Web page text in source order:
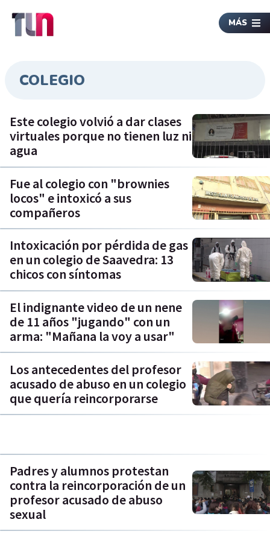
MÁS
COLEGIO
Este colegio volvió a dar clases
virtuales porque no tienen luz ni
agua
Fue al colegio con "brownies
locos" e intoxicó a sus
compañeros
Intoxicación por pérdida de gas
en un colegio de Saavedra: 13
chicos con síntomas
El indignante video de un nene
de 11 años "jugando" con un
arma: "Mañana la voy a usar"
Los antecedentes del profesor
acusado de abuso en un colegio
que quería reincorporarse
Padres y alumnos protestan
contra la reincorporación de un
profesor acusado de abuso
sexual